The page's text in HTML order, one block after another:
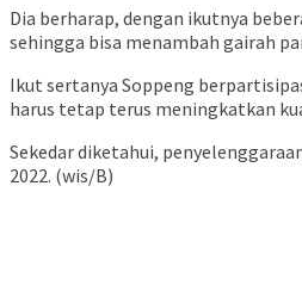
Dia berharap, dengan ikutnya
sehingga bisa menambah gairah
Ikut sertanya Soppeng
harus tetap terus meningkatkan
Sekedar diketahui,
2022. (wis/B)